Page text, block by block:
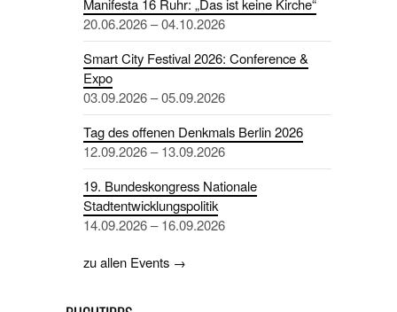
Manifesta 16 Ruhr: „Das ist keine Kirche“
20.06.2026 – 04.10.2026
Smart City Festival 2026: Conference &
Expo
03.09.2026 – 05.09.2026
Tag des offenen Denkmals Berlin 2026
12.09.2026 – 13.09.2026
19. Bundeskongress Nationale
Stadtentwicklungspolitik
14.09.2026 – 16.09.2026
zu allen Events →